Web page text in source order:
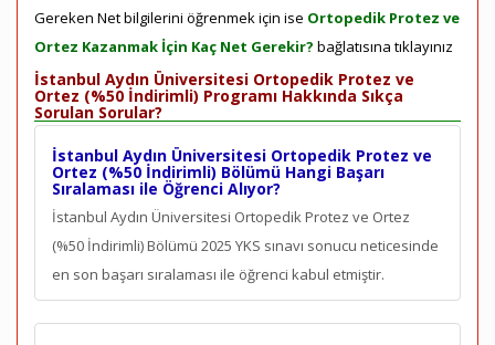
Gereken Net bilgilerini öğrenmek için ise Ortopedik Protez ve
Ortez Kazanmak İçin Kaç Net Gerekir? bağlatısına tıklayınız
İstanbul Aydın Üniversitesi Ortopedik Protez ve
Ortez (%50 İndirimli) Programı Hakkında Sıkça
Sorulan Sorular?
İstanbul Aydın Üniversitesi Ortopedik Protez ve
Ortez (%50 İndirimli) Bölümü Hangi Başarı
Sıralaması ile Öğrenci Alıyor?
İstanbul Aydın Üniversitesi Ortopedik Protez ve Ortez
(%50 İndirimli) Bölümü 2025 YKS sınavı sonucu neticesinde
en son başarı sıralaması ile öğrenci kabul etmiştir.